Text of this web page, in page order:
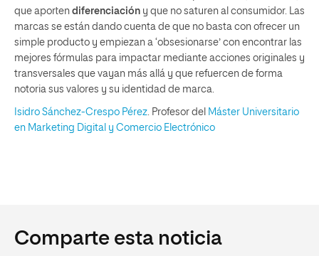
que aporten diferenciación y que no saturen al consumidor. Las
marcas se están dando cuenta de que no basta con ofrecer un
simple producto y empiezan a ‘obsesionarse’ con encontrar las
mejores fórmulas para impactar mediante acciones originales y
transversales que vayan más allá y que refuercen de forma
notoria sus valores y su identidad de marca.
Isidro Sánchez-Crespo Pérez . Profesor del Máster Universitario
en Marketing Digital y Comercio Electrónico
Comparte esta noticia